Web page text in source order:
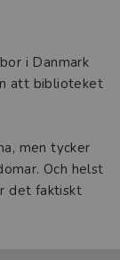
i Danmark
att biblioteket
men tycker
Och helst
det faktiskt